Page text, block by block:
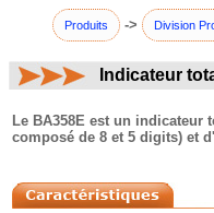
Produits -> Division
Indicateur
Le BA358E est un indicateur
composé de 8 et 5 digits) et